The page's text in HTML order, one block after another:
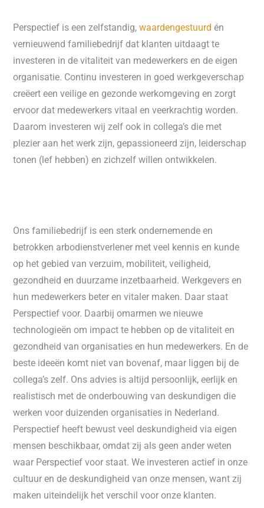
Perspectief is een zelfstandig,waardengestuurdén
vernieuwend familiebedrijf dat klanten uitdaagt te
investeren in de vitaliteit van medewerkers en de eigen
organisatie. Continu investeren in goed werkgeverschap
creëert een veilige en gezonde werkomgeving en zorgt
ervoor dat medewerkers vitaal en veerkrachtig worden.
Daarom investeren wij zelf ook in collega’s die met
plezier aan het werk zijn, gepassioneerd zijn, leiderschap
tonen (lef hebben) en zichzelf willen ontwikkelen.
Ons familiebedrijf is een sterk ondernemende en
betrokken arbodienstverlener met veel kennis en kunde
op het gebied van verzuim, mobiliteit, veiligheid,
gezondheid en duurzame inzetbaarheid. Werkgevers en
hun medewerkers beter en vitaler maken. Daar staat
Perspectief voor. Daarbij omarmen we nieuwe
technologieën om impact te hebben op de vitaliteit en
gezondheid van organisaties en hun medewerkers. En de
beste ideeën komt niet van bovenaf, maar liggen bij de
collega’s zelf. Ons advies is altijd persoonlijk, eerlijk en
realistisch met de onderbouwing van deskundigen die
werken voor duizenden organisaties in Nederland.
Perspectief heeft bewust veel deskundigheid via eigen
mensen beschikbaar, omdat zij als geen ander weten
waar Perspectief voor staat. We investeren actief in onze
cultuur en de deskundigheid van onze mensen, want zij
maken uiteindelijk het verschil voor onze klanten.